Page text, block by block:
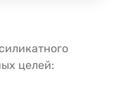
целей: